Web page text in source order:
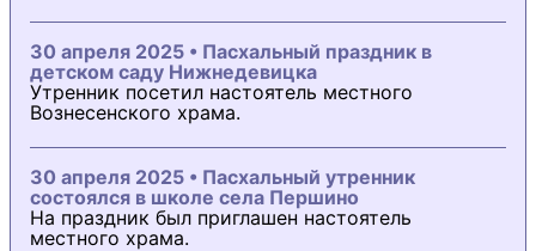
30 апреля 2025 • Пасхальный праздник в
детском саду Нижнедевицка
Утренник посетил настоятель местного
Вознесенского храма.
30 апреля 2025 • Пасхальный утренник
состоялся в школе села Першино
На праздник был приглашен настоятель
местного храма.